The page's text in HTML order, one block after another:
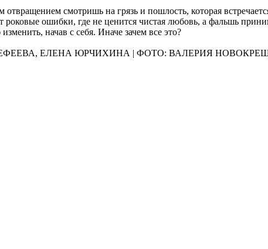
смотришь на грязь и пошлость, которая
ошибки, где не ценится чистая любовь, а фальшь
начав с себя. Иначе зачем все это?
ЕЛЕНА ЮРЧИХИНА | ФОТО: ВАЛЕРИЯ